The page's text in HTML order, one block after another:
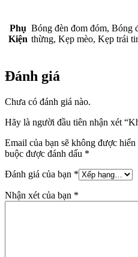
Phụ
Kiện
Bóng đèn đom đóm, Bóng
thừng, Kẹp mèo, Kẹp trái
Đánh giá
Chưa có đánh giá nào.
Hãy là người đầu tiên nhận xét
Email của bạn sẽ không được
buộc được đánh dấu *
Đánh giá của bạn *
Nhận xét của bạn *